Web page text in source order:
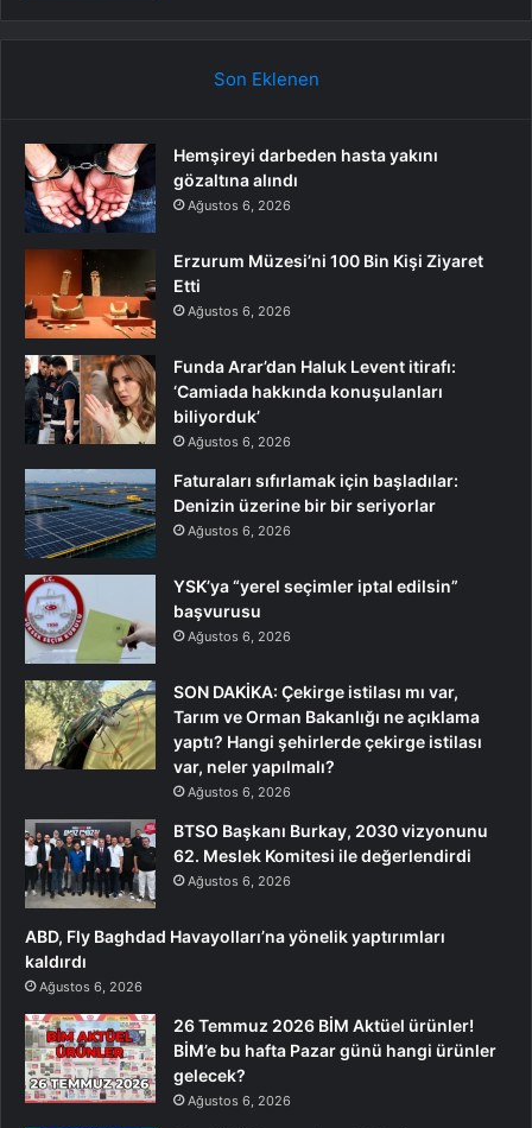
Son Eklenen
Hemşireyi darbeden hasta yakını
gözaltına alındı
Ağustos 6, 2026
Erzurum Müzesi’ni 100 Bin Kişi Ziyaret
Etti
Ağustos 6, 2026
Funda Arar’dan Haluk Levent itirafı:
‘Camiada hakkında konuşulanları
biliyorduk’
Ağustos 6, 2026
Faturaları sıfırlamak için başladılar:
Denizin üzerine bir bir seriyorlar
Ağustos 6, 2026
YSK’ya “yerel seçimler iptal edilsin”
başvurusu
Ağustos 6, 2026
SON DAKİKA: Çekirge istilası mı var,
Tarım ve Orman Bakanlığı ne açıklama
yaptı? Hangi şehirlerde çekirge istilası
var, neler yapılmalı?
Ağustos 6, 2026
BTSO Başkanı Burkay, 2030 vizyonunu
62. Meslek Komitesi ile değerlendirdi
Ağustos 6, 2026
ABD, Fly Baghdad Havayolları’na yönelik yaptırımları
kaldırdı
Ağustos 6, 2026
26 Temmuz 2026 BİM Aktüel ürünler!
BİM’e bu hafta Pazar günü hangi ürünler
gelecek?
Ağustos 6, 2026